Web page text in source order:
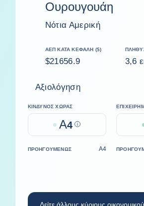
Ουρουγουάη
Νότια Αμερική
ΑΕΠ ΚΑΤΆ ΚΕΦΑΛΉ ($)
$21656.9 3,6
Αξιολόγηση
ΚΊΝΔΥΝΟΣ ΧΏΡΑΣ
A4 Help
ΠΡΟΗΓΟΥΜΈΝΩΣ A4
Δείτε άλλους κύριους